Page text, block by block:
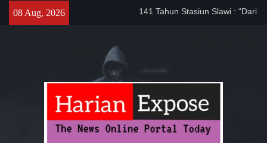
08 Aug, 2026
141 Tahun Stasiun Slawi : “Dari
Narkoba di Sekolah Kebayoran
Lama, DPR Minta Diusut
Tuntas
Filosofi Memukul Bedug
Sebelum Sholat Jum’at